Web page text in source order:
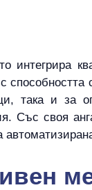
така и за
Със своя